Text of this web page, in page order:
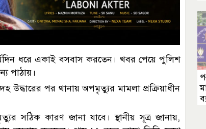
ধরে একাই বসবাস করতেন। খবর পেয়ে পুলিশ
পাঠায়।
উদ্ধারের পর থানায় অপমৃত্যুর মামলা প্রক্রিয়াধীন
সঠিক কারণ জানা যাবে। স্থানীয় সূত্র জানায়,